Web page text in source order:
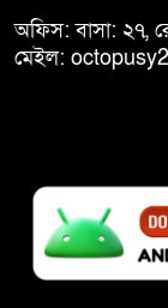
অফিস: বাসা: ২৭,
মেইল: